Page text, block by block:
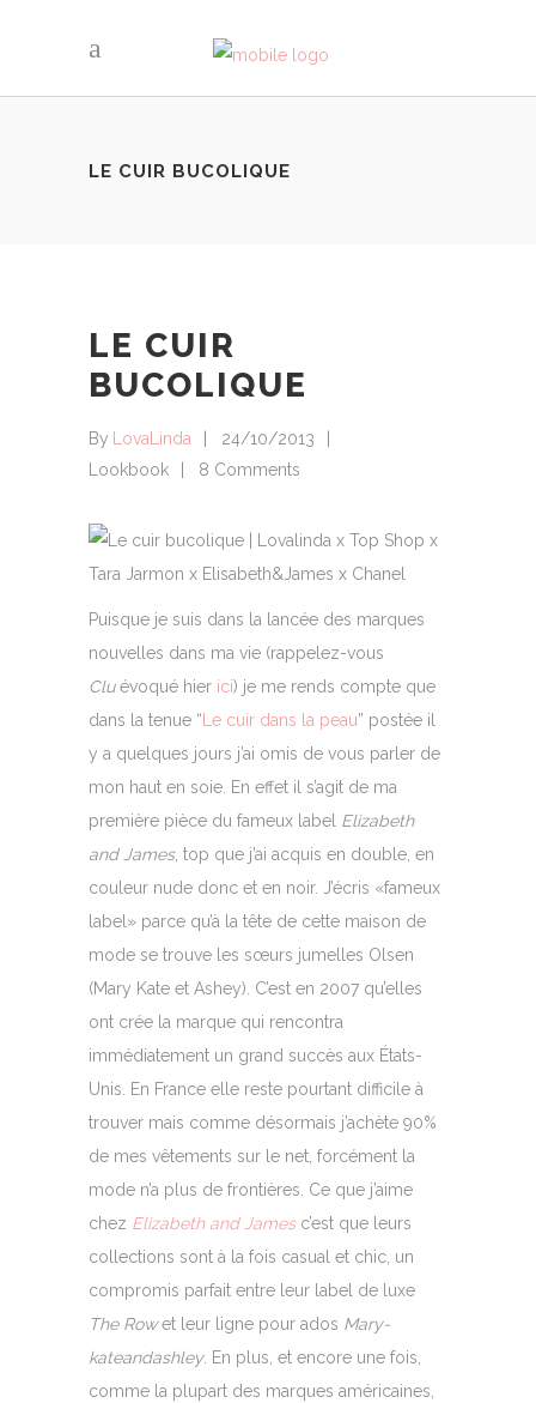
LE CUIR BUCOLIQUE
LE CUIR
BUCOLIQUE
By LovaLinda
24/10/2013
Lookbook
8 Comments
Puisque je suis dans la lancée des marques
nouvelles dans ma vie (rappelez-vous
Cluévoqué hier ici) je me rends compte que
dans la tenue “Le cuir dans la peau” postée il
y a quelques jours j’ai omis de vous parler de
mon haut en soie. En effet il s’agit de ma
première pièce du fameux label Elizabeth
and James, top que j’ai acquis en double, en
couleur nude donc et en noir. J’écris «fameux
label» parce qu’à la tête de cette maison de
mode se trouve les sœurs jumelles Olsen
(Mary Kate et Ashey). C’est en 2007 qu’elles
ont crée la marque qui rencontra
immédiatement un grand succès aux États-
Unis. En France elle reste pourtant difficile à
trouver mais comme désormais j’achète 90%
de mes vêtements sur le net, forcément la
mode n’a plus de frontières. Ce que j’aime
chez Elizabeth and Jamesc’est que leurs
collections sont à la fois casual et chic, un
compromis parfait entre leur label de luxe
The Rowet leur ligne pour ados Mary-
kateandashley. En plus, et encore une fois,
comme la plupart des marques américaines,